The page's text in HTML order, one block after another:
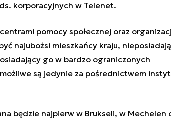
korporacyjnych w Telenet.
pomocy społecznej oraz
najubożsi mieszkańcy kraju,
go w bardzo ograniczonych
są jedynie za pośrednictwem
będzie najpierw w Brukseli, w Mechelen